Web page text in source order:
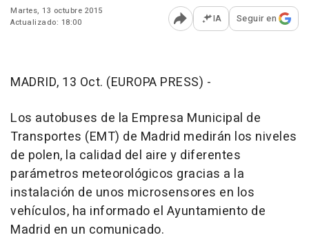
Martes, 13 octubre 2015
Actualizado: 18:00
Abrir opciones para
IA Seguir en
MADRID, 13 Oct. (EUROPA PRESS) -
Los autobuses de la Empresa Municipal de
Transportes (EMT) de Madrid medirán los niveles
de polen, la calidad del aire y diferentes
parámetros meteorológicos gracias a la
instalación de unos microsensores en los
vehículos, ha informado el Ayuntamiento de
Madrid en un comunicado.